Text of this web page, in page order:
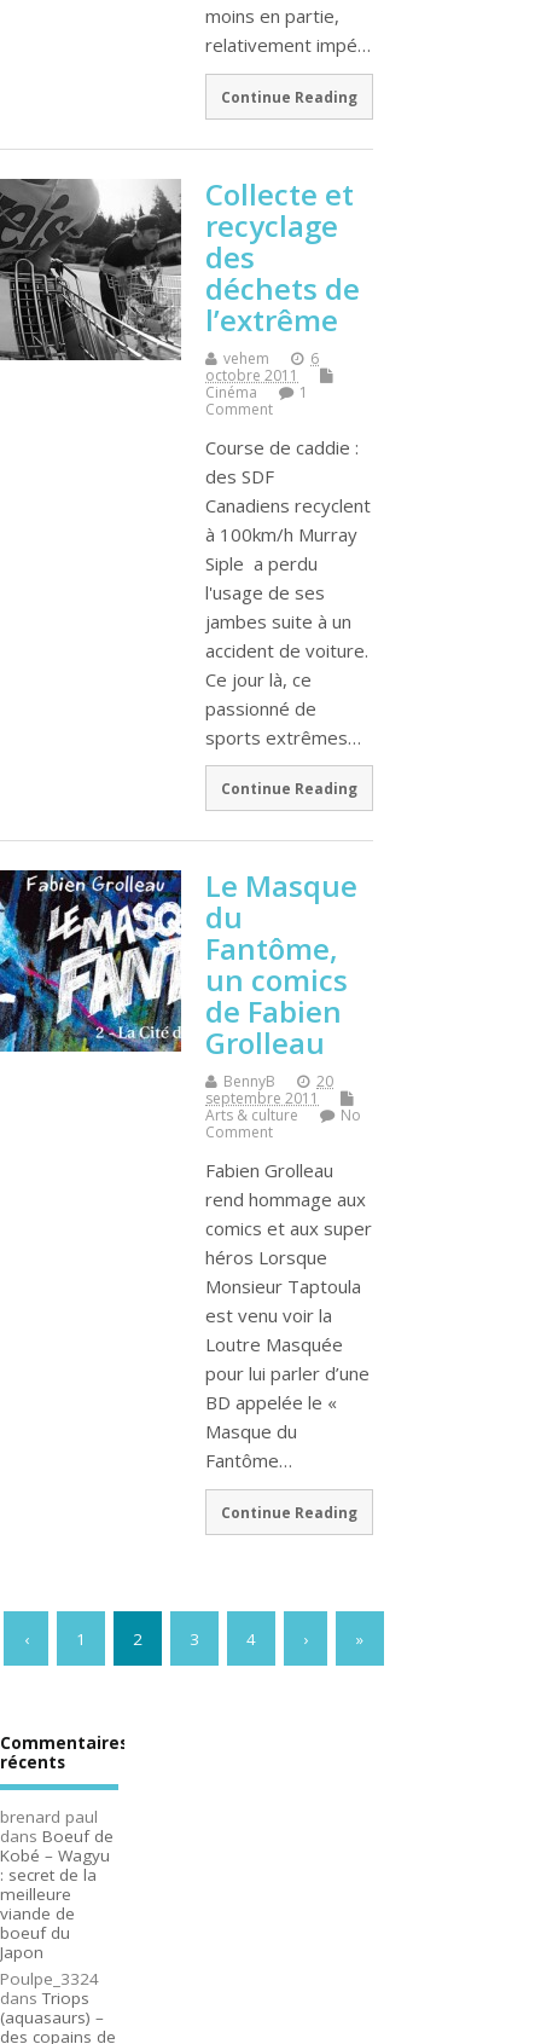
moins en partie,
relativement impé…
Continue Reading
Collecte et
recyclage
des
déchets de
l’extrême
vehem
6
octobre 2011
Cinéma
1
Comment
Course de caddie :
des SDF
Canadiens recyclent
à 100km/h Murray
Siple a perdu
l'usage de ses
jambes suite à un
accident de voiture.
Ce jour là, ce
passionné de
sports extrêmes…
Continue Reading
Le Masque
du
Fantôme,
un comics
de Fabien
Grolleau
BennyB
20
septembre 2011
Arts & culture
No
Comment
Fabien Grolleau
rend hommage aux
comics et aux super
héros Lorsque
Monsieur Taptoula
est venu voir la
Loutre Masquée
pour lui parler d’une
BD appelée le «
Masque du
Fantôme…
Continue Reading
‹ 1 2 3 4 › »
Commentaires
récents
brenard paul
dans Boeuf de
Kobé – Wagyu
: secret de la
meilleure
viande de
boeuf du
Japon
Poulpe_3324
dansTriops
(aquasaurs) –
des copains de